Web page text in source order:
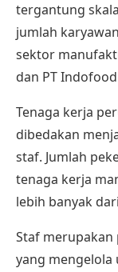
tergantung
jumlah
sektor
dan PT
Tenaga kerja
dibedakan
staf. Jumlah
tenaga kerja
lebih banyak
Staf merupakan
yang